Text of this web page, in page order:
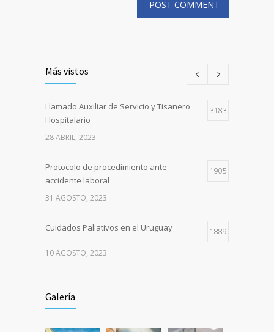
Más vistos
Llamado Auxiliar de Servicio y Tisanero
Hospitalario
3183
28 ABRIL, 2023
Protocolo de procedimiento ante
accidente laboral
1905
31 AGOSTO, 2023
Cuidados Paliativos en el Uruguay 1889
10 AGOSTO, 2023
17 JUNIO, 2023
Galería